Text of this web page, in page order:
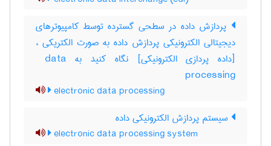
پردازش داده در سطحی گسترده توسط کامپیوترهای
دیجیتالی الکترونیکی پردازش داده به صورت الکتریکی ،
[داده پردازی الکترونیکی] نگاه کنید به ‎ data
processing
electronic data processing
سیستم پردازش الکترونیکی داده
electronic data processing system